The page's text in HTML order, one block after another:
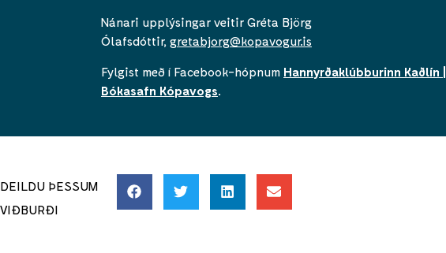
Nánari upplýsingar veitir Gréta Björg
Ólafsdóttir, gretabjorg@kopavogur.is
Fylgist með í Facebook-hópnum Hannyrðaklúbburinn Kaðlín |
Bókasafn Kópavogs
DEILDU ÞESSUM
VIÐBURÐI